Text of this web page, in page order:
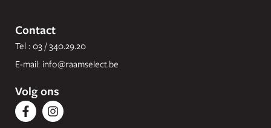
Contact
Tel : 03 / 340.29.20
E-mail: info@raamselect.be
Volg ons